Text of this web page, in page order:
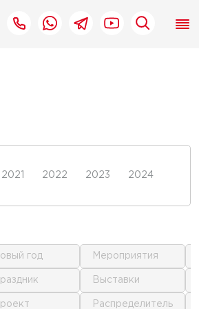
2021 2022 2023
2024
новый год
праздник
проект
мероприятия
выставки
распределитель